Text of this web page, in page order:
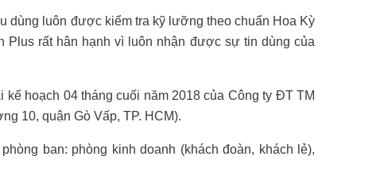
dùng luôn được kiểm tra kỹ lưỡng theo chuẩn Hoa Kỳ
Plus rất hân hạnh vì luôn nhận được sự tin dùng của
hoạch 04 tháng cuối năm 2018 của Công ty ĐT TM
10, quận Gò Vấp, TP. HCM).
ban: phòng kinh doanh (khách đoàn, khách lẻ),